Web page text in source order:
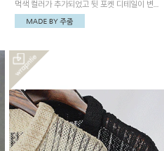
먹색 컬러가 추가되었고 뒷 포켓 디테일이 변
경되었습니다~가볍고 시원하게 착용되는 배
기통팬츠! 허리밴딩과 여유로운 통으로 편안해